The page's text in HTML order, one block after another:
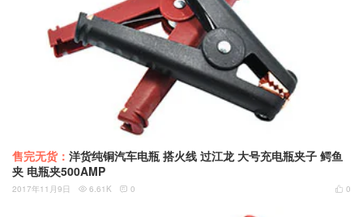
售完无货： 洋货纯铜汽车电瓶 搭火线 过江龙 大号充电瓶夹子 鳄鱼
夹 电瓶夹500AMP
 0
2017年11月9日  6.61K  0